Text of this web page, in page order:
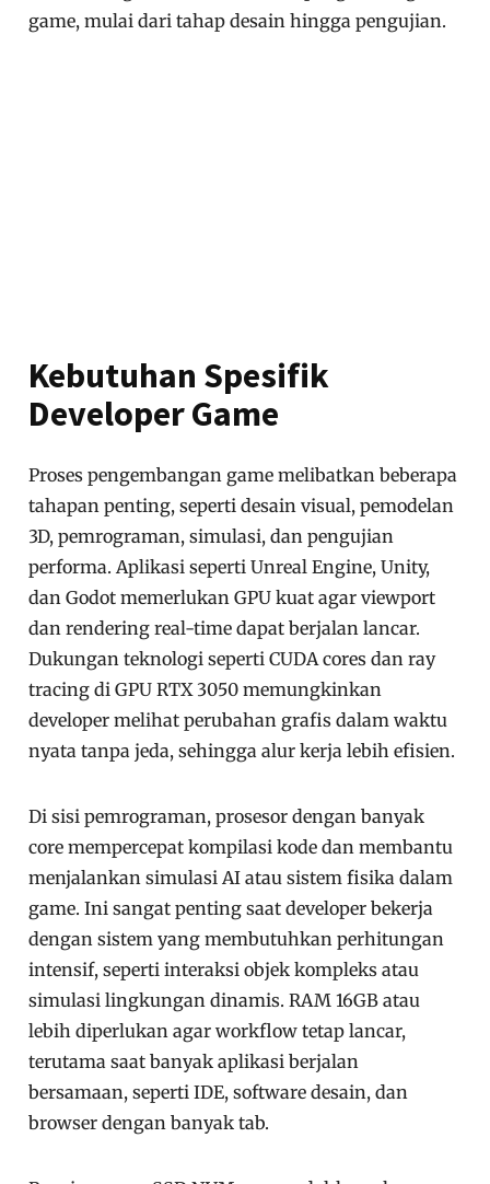
game, mulai dari tahap desain hingga pengujian.
Kebutuhan Spesifik
Developer Game
Proses pengembangan game melibatkan beberapa
tahapan penting, seperti desain visual, pemodelan
3D, pemrograman, simulasi, dan pengujian
performa. Aplikasi seperti Unreal Engine, Unity,
dan Godot memerlukan GPU kuat agar viewport
dan rendering real-time dapat berjalan lancar.
Dukungan teknologi seperti CUDA cores dan ray
tracing di GPU RTX 3050 memungkinkan
developer melihat perubahan grafis dalam waktu
nyata tanpa jeda, sehingga alur kerja lebih efisien.
Di sisi pemrograman, prosesor dengan banyak
core mempercepat kompilasi kode dan membantu
menjalankan simulasi AI atau sistem fisika dalam
game. Ini sangat penting saat developer bekerja
dengan sistem yang membutuhkan perhitungan
intensif, seperti interaksi objek kompleks atau
simulasi lingkungan dinamis. RAM 16GB atau
lebih diperlukan agar workflow tetap lancar,
terutama saat banyak aplikasi berjalan
bersamaan, seperti IDE, software desain, dan
browser dengan banyak tab.